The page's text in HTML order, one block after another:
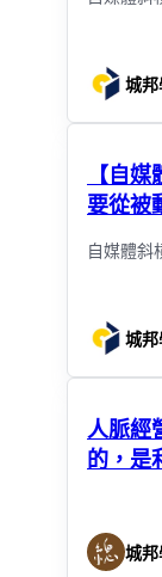
城邦
【自
要從被
自媒體斜
城邦
人脈經
的，是
城邦